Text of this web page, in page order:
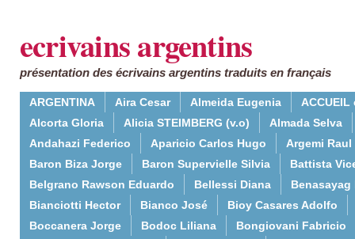
ecrivains argentins
présentation des écrivains argentins traduits en français
ARGENTINA Aira Cesar Almeida Eugenia
ACCUEIL
Alcorta Gloria
Alicia STEIMBERG (v.o)
Almada Selva
Andahazi Federico
Aparicio Carlos Hugo
Argemi Raul
Baron Biza Jorge
Baron Supervielle Silvia
Battista
Belgrano Rawson Eduardo
Bellessi Diana
Benasayag
Bianciotti Hector
Bianco José
Bioy Casares Adolfo
Boccanera Jorge
Bodoc Liliana
Bongiovani Fabricio